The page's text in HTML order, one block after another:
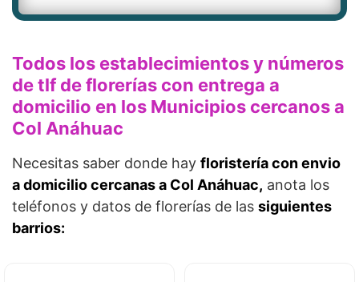
Todos los establecimientos y números
de tlf de florerías con entrega a
domicilio en los Municipios cercanos a
Col Anáhuac
Necesitas saber donde hay floristería con envio
a domicilio cercanas a Col Anáhuac, anota los
teléfonos y datos de florerías de las siguientes
barrios: